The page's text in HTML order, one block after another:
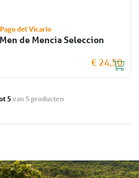
del Vicario
de Mencia Seleccion
€ 24,50
5van 5 producten